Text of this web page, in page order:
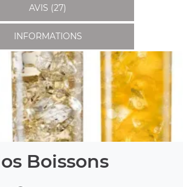
AVIS (27)
INFORMATIONS
Boissons